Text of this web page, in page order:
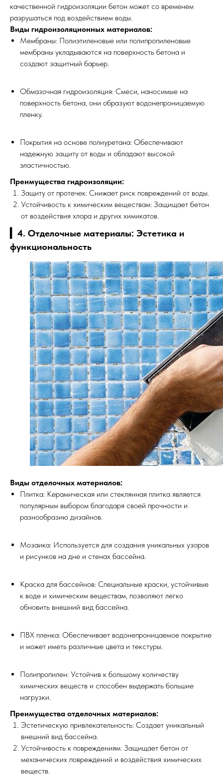
качественной гидроизоляции бетон может со временем
разрушаться под воздействием воды.
Виды гидроизоляционных материалов:
Мембраны: Полиэтиленовые или полипропиленовые
мембраны укладываются на поверхность бетона и
создают защитный барьер.
Обмазочная гидроизоляция: Смеси, наносимые на
поверхность бетона, они образуют водонепроницаемую
пленку.
Покрытия на основе полиуретана: Обеспечивают
надежную защиту от воды и обладают высокой
эластичностью.
Преимущества гидроизоляции:
Защиту от протечек: Снижает риск повреждений от воды.
Устойчивость к химическим веществам: Защищает бетон
от воздействия хлора и других химикатов.
▎4. Отделочные материалы: Эстетика и
функциональность
Виды отделочных материалов:
Плитка: Керамическая или стеклянная плитка является
популярным выбором благодаря своей прочности и
разнообразию дизайнов.
Мозаика: Используется для создания уникальных узоров
и рисунков на дне и стенах бассейна.
Краска для бассейнов: Специальные краски, устойчивые
к воде и химическим веществам, позволяют легко
обновить внешний вид бассейна.
ПВХ пленка: Обеспечивает водонепроницаемое покрытие
и может иметь различные цвета и текстуры.
Полипропилен: Устойчив к большому количеству
химических веществ и способен выдержать большие
нагрузки.
Преимущества отделочных материалов:
Эстетическую привлекательность: Создает уникальный
внешний вид бассейна.
Устойчивость к повреждениям: Защищает бетон от
механических повреждений и воздействия химических
веществ.